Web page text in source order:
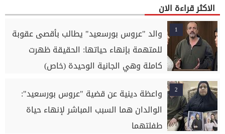
الاكثر قراءة الان
1
والد "عروس بورسعيد" يطالب بأقصى عقوبة
للمتهمة بإنهاء حياتها: الحقيقة ظهرت
كاملة وهي الجانية الوحيدة (خاص)
2
واعظة دينية عن قضية "عروس بورسعيد":
الوالدان هما السبب المباشر لإنهاء حياة
طفلتهما